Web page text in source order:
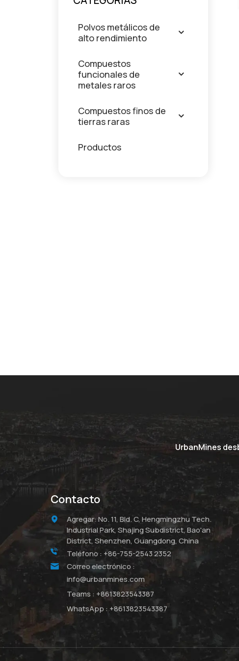
Polvos metálicos de
alto rendimiento
Compuestos
funcionales de
metales raros
Compuestos finos de
tierras raras
Productos
UrbanMines
Contacto
Agregar: No. 11, Bld. C, Hengmingzhu Tech.
Industrial Park, Shajing Subdistrict, Bao'an
District, Shenzhen, Guangdong, China
Teléfono : +86-755-2543 2352
Correo electrónico :
info@urbanmines.com
Teams : +8613823543387
WhatsApp : +8613823543387